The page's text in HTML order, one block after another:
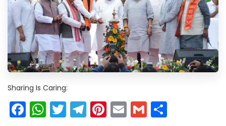
Sharing Is Caring:
Facebook
WhatsApp
Twitter
Telegram
Pinterest
EmailGmail